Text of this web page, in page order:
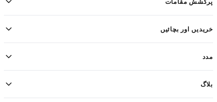
خریدیں اور بچائیں
مدد
بلاگ